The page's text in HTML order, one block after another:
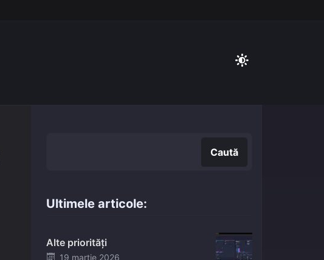
Caută
Ultimele articole:
Alte priorități
Posted
19 martie 2026